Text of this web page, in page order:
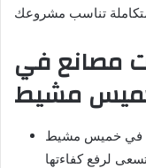
مصانع في
مشيط
في خميس مشيط
لرفع كفاءتها